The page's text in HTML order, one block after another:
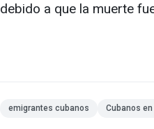
debido a que la muerte
emigrantes cubanos Cubanos